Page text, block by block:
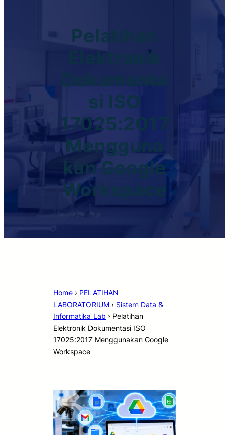
Pelatihan
Elektronik
Dokumenta
Si ISO
17025:2017
Mengguna
Kan Google
Workspace
Home › PELATIHAN
LABORATORIUM › Sistem Data &
Informatika Lab › Pelatihan
Elektronik Dokumentasi ISO
17025:2017 Menggunakan Google
Workspace